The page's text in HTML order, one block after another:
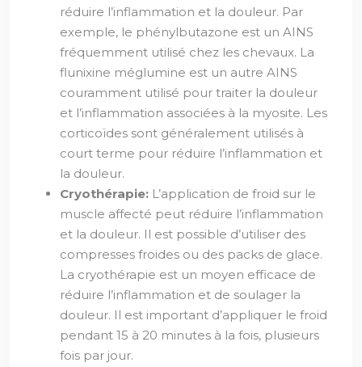
réduire l’inflammation et la douleur. Par
exemple, le phénylbutazone est un AINS
fréquemment utilisé chez les chevaux. La
flunixine méglumine est un autre AINS
couramment utilisé pour traiter la douleur
et l’inflammation associées à la myosite. Les
corticoïdes sont généralement utilisés à
court terme pour réduire l’inflammation et
la douleur.
Cryothérapie: L’application de froid sur le
muscle affecté peut réduire l’inflammation
et la douleur. Il est possible d’utiliser des
compresses froides ou des packs de glace.
La cryothérapie est un moyen efficace de
réduire l’inflammation et de soulager la
douleur. Il est important d’appliquer le froid
pendant 15 à 20 minutes à la fois, plusieurs
fois par jour.